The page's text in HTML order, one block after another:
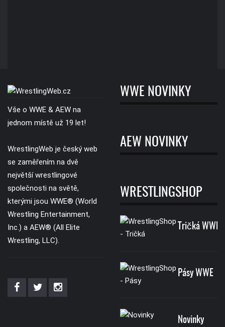
Vše o WWE & AEW na
jednom místě už 19 let!
WrestlingWeb je český web
se zaměřením na dvě
největší wrestlingové
společnosti na světě,
kterými jsou WWE® (World
Wrestling Entertainment,
Inc.) a AEW® (All Elite
Wrestling, LLC).
WWE NOVINKY
AEW NOVINKY
WRESTLINGSHOP
Tričká WWE
Pásy WWE
Novinky